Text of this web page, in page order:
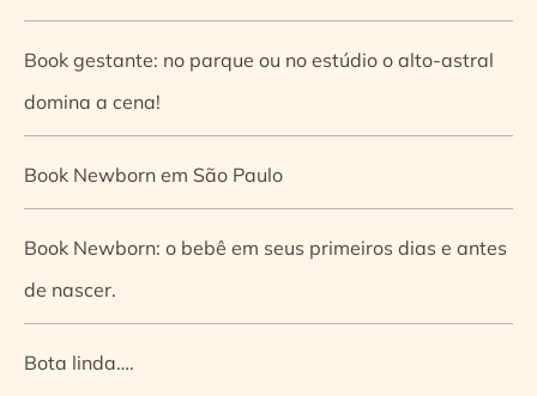
Book gestante: no parque ou no estúdio o alto-astral
domina a cena!
Book Newborn em São Paulo
Book Newborn: o bebê em seus primeiros dias e antes
de nascer.
Bota linda….